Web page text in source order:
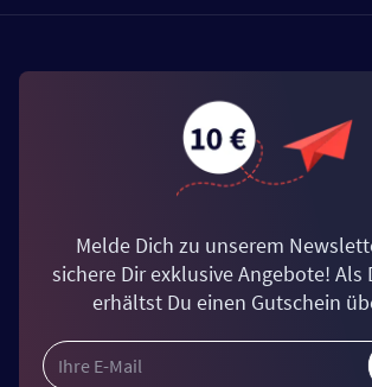
Melde Dich zu unserem
sichere Dir exklusive Angebote! Als
erhältst Du einen Gutschein